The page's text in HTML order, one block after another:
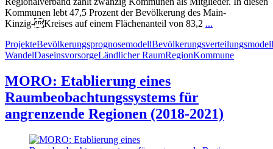
Kommunen lebt 47,5 Prozent der Bevölkerung des Main-
Kinzig-Kreises auf einem Flächenanteil von 83,2 ...
ProjekteBevölkerungsprognosemodellBevölkerungsverteilungsmodell
WandelDaseinsvorsorgeLändlicher RaumRegionKommune
MORO: Etablierung eines
Raumbeobachtungssystems für
angrenzende Regionen (2018-2021)